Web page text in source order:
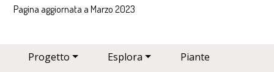
Pagina aggiornata a Marzo 2023
Main navigation
Progetto Esplora
Piante